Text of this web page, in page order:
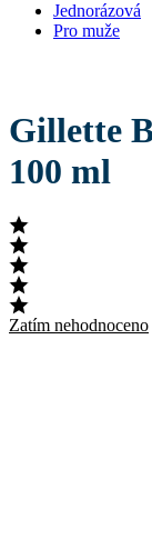
Jednorázová
Pro muže
Gillette
100 ml
Zatím nehodnoceno